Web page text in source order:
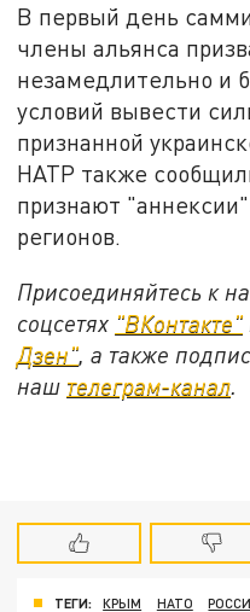
В первый день
члены альянса
незамедлительно и
условий вывести
признанной
НАТР также
признают
регионов.
Присоединяйтесь к
соцсетях "ВКонтакте"
Дзен", а также
наш телеграм-канал.
ТЕГИ: КРЫМ НАТО